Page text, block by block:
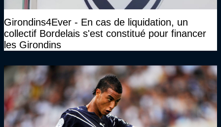
Girondins4Ever - En cas de liquidation, un
collectif Bordelais s'est constitué pour financer
les Girondins